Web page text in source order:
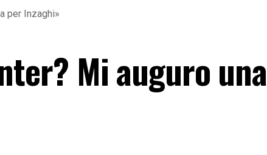
per Inzaghi»
Mi auguro una